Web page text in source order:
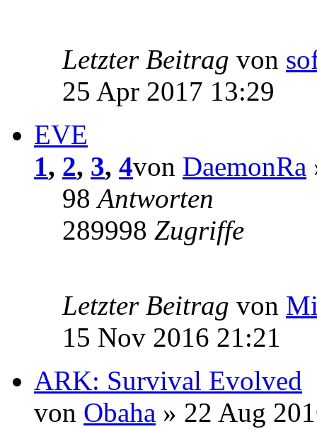
Letzter Beitrag von
25 Apr 2017 13:29
EVE
1, 2, 3, 4von DaemonRa
98Antworten
289998 Zugriffe
Letzter Beitrag von
15 Nov 2016 21:21
ARK: Survival Evolved
von Obaha » 22 Aug